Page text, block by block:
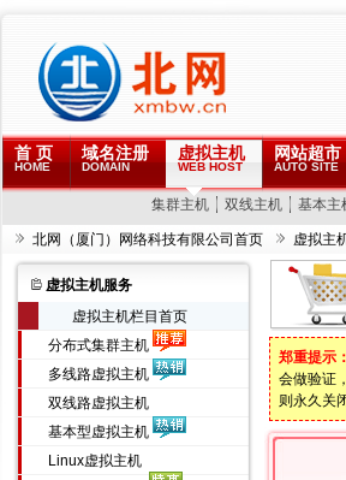
首 页
HOME
域名注册
DOMAIN
虚拟主机
WEB HOST
网站超市
AUTO SITE
集群主机 双线主机 基本主
北网（厦门）网络科技有限公司首页 虚拟主
虚拟主机服务
虚拟主机栏目首页
分布式集群主机
多线路虚拟主机
双线路虚拟主机
基本型虚拟主机
Linux虚拟主机
郑重提示：
会做验证
则永久关